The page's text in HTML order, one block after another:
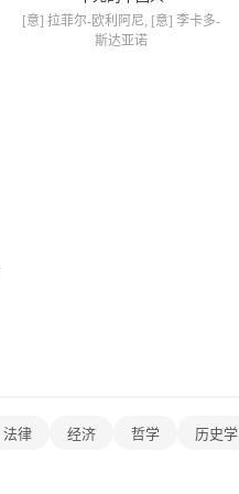
[意] 拉菲尔-欧利阿尼, [意] 李卡多-
斯达亚诺
法律 经济 哲学 历史学